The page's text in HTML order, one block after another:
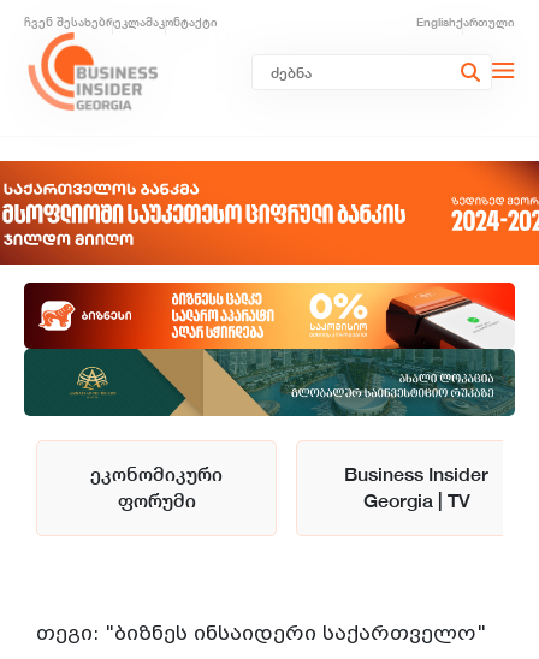
ჩვენ შესახებრეკლამაკონტაქტი Englishქართული
ეკონომიკური
ფორუმი
Business Insider
Georgia | TV
თეგი: "ბიზნეს ინსაიდერი საქართველო"